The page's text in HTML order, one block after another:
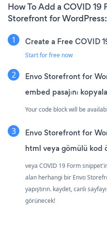
How To Add a COVID 19
Storefront for WordPress:
Create a Free COVID
Start for free now
Envo Storefront for
embed pasajını kopyala
Your code block will be
Envo Storefront for
html veya gömülü kod
veya COVID 19 Form
alan herhangi bir Envo
yapıştırın. kaydet, canlı
görünecek!